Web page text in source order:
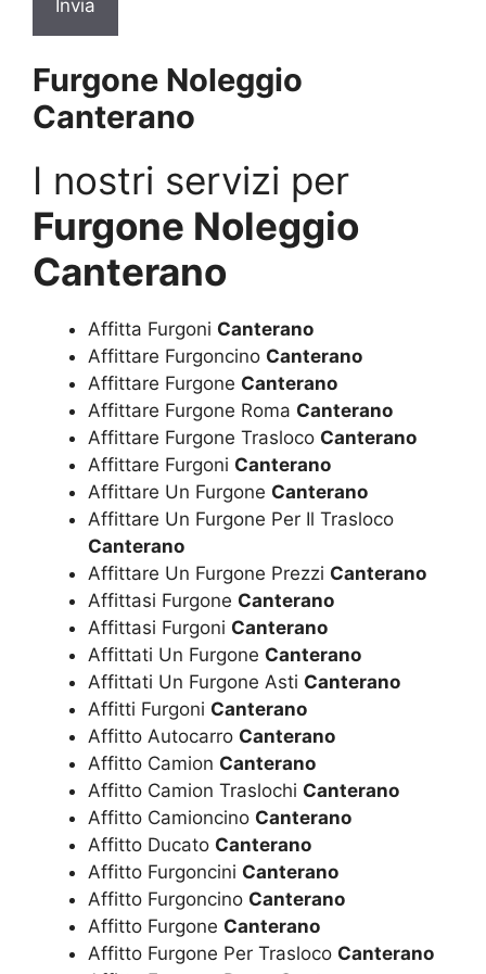
Furgone Noleggio
Canterano
I nostri servizi per
Furgone Noleggio
Canterano
Affitta Furgoni Canterano
Affittare Furgoncino Canterano
Affittare Furgone Canterano
Affittare Furgone Roma Canterano
Affittare Furgone Trasloco Canterano
Affittare Furgoni Canterano
Affittare Un Furgone Canterano
Affittare Un Furgone Per Il Trasloco
Canterano
Affittare Un Furgone Prezzi Canterano
Affittasi Furgone Canterano
Affittasi Furgoni Canterano
Affittati Un Furgone Canterano
Affittati Un Furgone Asti Canterano
Affitti Furgoni Canterano
Affitto Autocarro Canterano
Affitto Camion Canterano
Affitto Camion Traslochi Canterano
Affitto Camioncino Canterano
Affitto Ducato Canterano
Affitto Furgoncini Canterano
Affitto Furgoncino Canterano
Affitto Furgone Canterano
Affitto Furgone Per Trasloco Canterano